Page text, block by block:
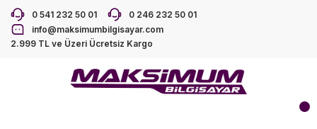
0 541 232 50 01
0 246 232 50 01
info@maksimumbilgisayar.com
2.999 TL ve Üzeri Ücretsiz Kargo